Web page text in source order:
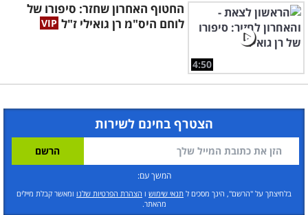
4:50
החטוף האחרון שחזר: סיפורו של
לוחם היס"מ רן גואילי ז"ל
הצטרף בחינם לשירות
המשך עם:
בלחיצתך על "הרשם", הינך מסכים ל תנאי שימוש ו הצהרת הפרטיות שלנו ומאשר קבלת מיילים
מהאתר.